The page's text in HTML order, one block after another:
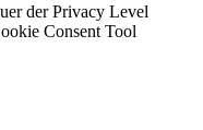
der Privacy Level
Consent Tool